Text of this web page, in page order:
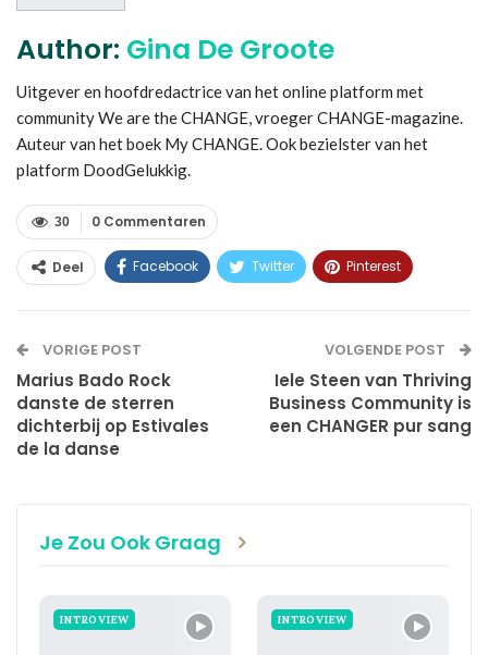
Author: Gina De Groote
Uitgever en hoofdredactrice van het online platform met
community We are the CHANGE, vroeger CHANGE-magazine.
Auteur van het boek My CHANGE. Ook bezielster van het
platform DoodGelukkig.
0 Commentaren
30
Deel Facebook Twitter Pinterest
VORIGE POST
Marius Bado Rock
danste de sterren
dichterbij op Estivales
de la danse
VOLGENDE POST
Iele Steen van Thriving
Business Community is
een CHANGER pur sang
Je Zou Ook Graag
INTROVIEW INTROVIEW